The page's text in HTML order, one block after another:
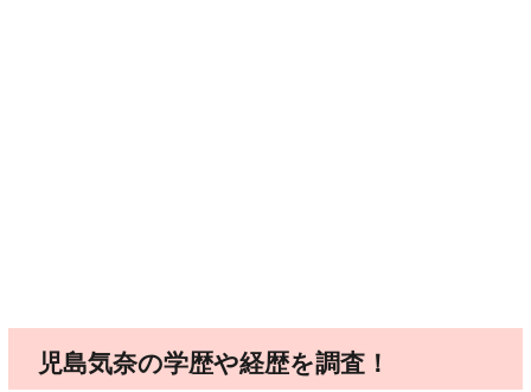
児島気奈の学歴や経歴を調査！